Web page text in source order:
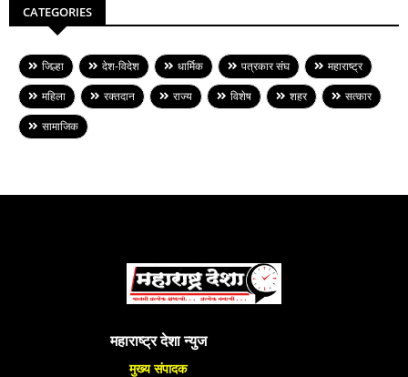
CATEGORIES
जिल्हा देश-विदेश धार्मिक पत्रकार संघ
महाराष्ट्र
महिला
रक्तदान राज्य विशेष शहर
सत्कार
सामाजिक
महाराष्ट्र देशा न्युज
मुख्य संपादक